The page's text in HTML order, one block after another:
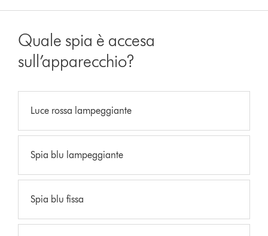
Quale spia è accesa
sull’apparecchio?
Luce rossa lampeggiante
Spia blu lampeggiante
Spia blu fissa